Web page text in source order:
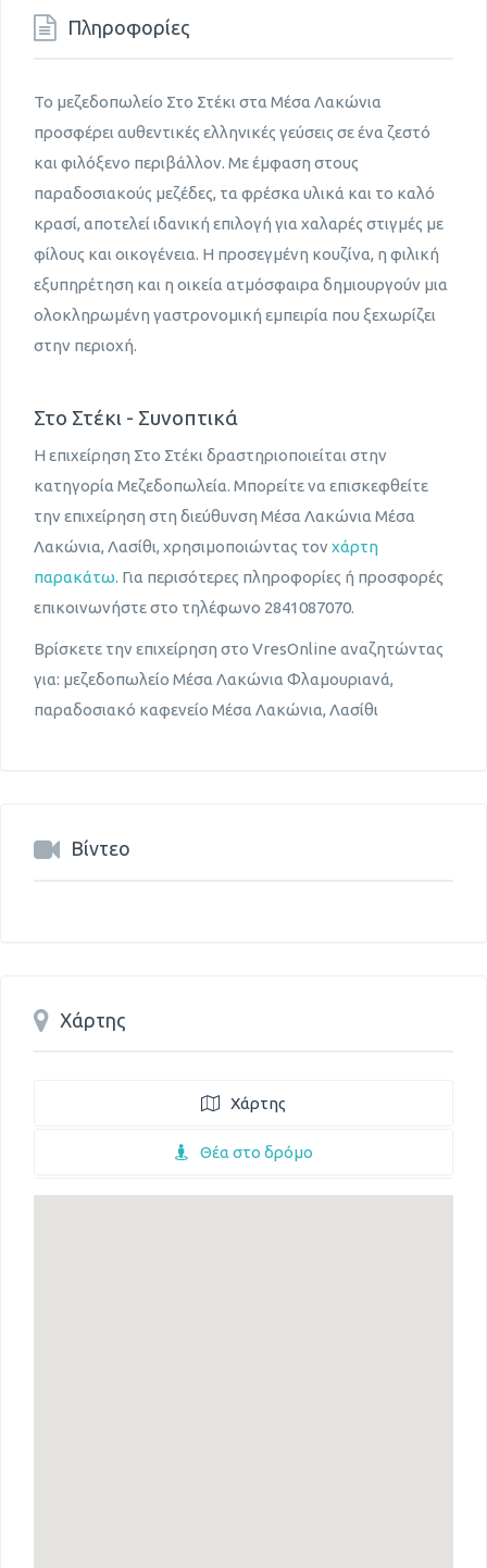
Πληροφορίες
Το μεζεδοπωλείο Στο Στέκι στα Μέσα Λακώνια
προσφέρει αυθεντικές ελληνικές γεύσεις σε ένα ζεστό
και φιλόξενο περιβάλλον. Με έμφαση στους
παραδοσιακούς μεζέδες, τα φρέσκα υλικά και το καλό
κρασί, αποτελεί ιδανική επιλογή για χαλαρές στιγμές με
φίλους και οικογένεια. Η προσεγμένη κουζίνα, η φιλική
εξυπηρέτηση και η οικεία ατμόσφαιρα δημιουργούν μια
ολοκληρωμένη γαστρονομική εμπειρία που ξεχωρίζει
στην περιοχή.
Στο Στέκι - Συνοπτικά
Η επιχείρηση Στο Στέκι δραστηριοποιείται στην
κατηγορία Μεζεδοπωλεία. Μπορείτε να επισκεφθείτε
την επιχείρηση στη διεύθυνση Μέσα Λακώνια Μέσα
Λακώνια, Λασίθι, χρησιμοποιώντας τον χάρτη
παρακάτω. Για περισότερες πληροφορίες ή προσφορές
επικοινωνήστε στο τηλέφωνο 2841087070.
Βρίσκετε την επιχείρηση στο VresOnline αναζητώντας
για: μεζεδοπωλείο Μέσα Λακώνια Φλαμουριανά,
παραδοσιακό καφενείο Μέσα Λακώνια, Λασίθι
Βίντεο
Χάρτης
Χάρτης
Θέα στο δρόμο